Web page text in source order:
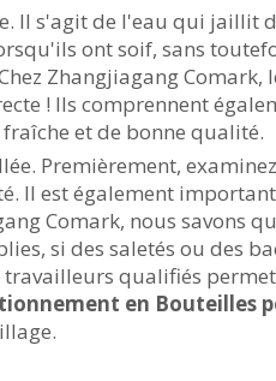
s'agit de l'eau qui jaillit
ont soif, sans
Zhangjiagang
! Ils comprennent
et de bonne qualité.
Premièrement,
Il est également
Comark, nous savons
si des saletés ou des
qualifiés
en Bouteilles